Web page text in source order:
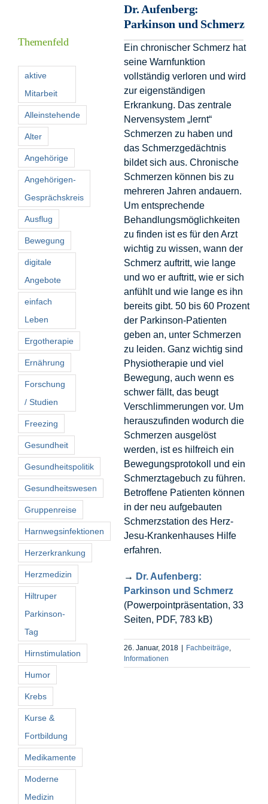
Kontakt
Suche
nach:
Dr. Aufenberg:
Parkinson und Schmerz
Ein chronischer Schmerz hat
seine Warnfunktion
vollständig verloren und wird
zur eigenständigen
Erkrankung. Das zentrale
Nervensystem „lernt“
Schmerzen zu haben und
das Schmerzgedächtnis
bildet sich aus. Chronische
Schmerzen können bis zu
mehreren Jahren andauern.
Um entsprechende
Behandlungsmöglichkeiten
zu finden ist es für den Arzt
wichtig zu wissen, wann der
Schmerz auftritt, wie lange
und wo er auftritt, wie er sich
anfühlt und wie lange es ihn
bereits gibt. 50 bis 60 Prozent
der Parkinson-Patienten
geben an, unter Schmerzen
zu leiden. Ganz wichtig sind
Physiotherapie und viel
Bewegung, auch wenn es
schwer fällt, das beugt
Verschlimmerungen vor. Um
herauszufinden wodurch die
Schmerzen ausgelöst
werden, ist es hilfreich ein
Bewegungsprotokoll und ein
Schmerztagebuch zu führen.
Betroffene Patienten können
in der neu aufgebauten
Schmerzstation des Herz-
Jesu-Krankenhauses Hilfe
erfahren.
→ Dr. Aufenberg:
Parkinson und Schmerz
(Powerpointpräsentation, 33
Seiten, PDF, 783 kB)
26. Januar, 2018 Fachbeiträge,
Informationen
Themenfeld
aktive
Mitarbeit
Alleinstehende
Alter
Angehörige
Angehörigen-
Gesprächskreis
Ausflug
Bewegung
digitale
Angebote
einfach
Leben
Ergotherapie
Ernährung
Forschung
/ Studien
Freezing
Gesundheit
Gesundheitspolitik
Gesundheitswesen
Gruppenreise
Harnwegsinfektionen
Herzerkrankung
Herzmedizin
Hiltruper
Parkinson-
Tag
Hirnstimulation
Humor
Krebs
Kurse &
Fortbildung
Medikamente
Moderne
Medizin